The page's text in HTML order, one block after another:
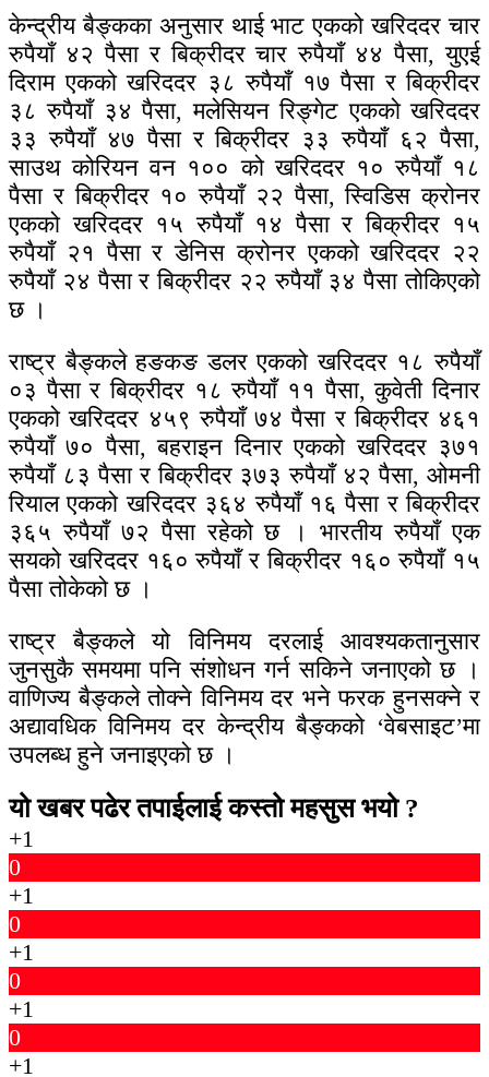
केन्द्रीय बैङ्कका अनुसार थाई भाट एकको खरिददर चार
रुपैयाँ ४२ पैसा र बिक्रीदर चार रुपैयाँ ४४ पैसा, युएई
दिराम एकको खरिददर ३८ रुपैयाँ १७ पैसा र बिक्रीदर
३८ रुपैयाँ ३४ पैसा, मलेसियन रिङ्गेट एकको खरिददर
३३ रुपैयाँ ४७ पैसा र बिक्रीदर ३३ रुपैयाँ ६२ पैसा,
साउथ कोरियन वन १०० को खरिददर १० रुपैयाँ १८
पैसा र बिक्रीदर १० रुपैयाँ २२ पैसा, स्विडिस क्रोनर
एकको खरिददर १५ रुपैयाँ १४ पैसा र बिक्रीदर १५
रुपैयाँ २१ पैसा र डेनिस क्रोनर एकको खरिददर २२
रुपैयाँ २४ पैसा र बिक्रीदर २२ रुपैयाँ ३४ पैसा तोकिएको
छ ।
राष्ट्र बैङ्कले हङकङ डलर एकको खरिददर १८ रुपैयाँ
०३ पैसा र बिक्रीदर १८ रुपैयाँ ११ पैसा, कुवेती दिनार
एकको खरिददर ४५९ रुपैयाँ ७४ पैसा र बिक्रीदर ४६१
रुपैयाँ ७० पैसा, बहराइन दिनार एकको खरिददर ३७१
रुपैयाँ ८३ पैसा र बिक्रीदर ३७३ रुपैयाँ ४२ पैसा, ओमनी
रियाल एकको खरिददर ३६४ रुपैयाँ १६ पैसा र बिक्रीदर
३६५ रुपैयाँ ७२ पैसा रहेको छ । भारतीय रुपैयाँ एक
सयको खरिददर १६० रुपैयाँ र बिक्रीदर १६० रुपैयाँ १५
पैसा तोकेको छ ।
राष्ट्र बैङ्कले यो विनिमय दरलाई आवश्यकतानुसार
जुनसुकै समयमा पनि संशोधन गर्न सकिने जनाएको छ ।
वाणिज्य बैङ्कले तोक्ने विनिमय दर भने फरक हुनसक्ने र
अद्यावधिक विनिमय दर केन्द्रीय बैङ्कको ‘वेबसाइट’मा
उपलब्ध हुने जनाइएको छ ।
यो खबर पढेर तपाईलाई कस्तो महसुस भयो ?
+1
0
+1
0
+1
0
+1
0
+1